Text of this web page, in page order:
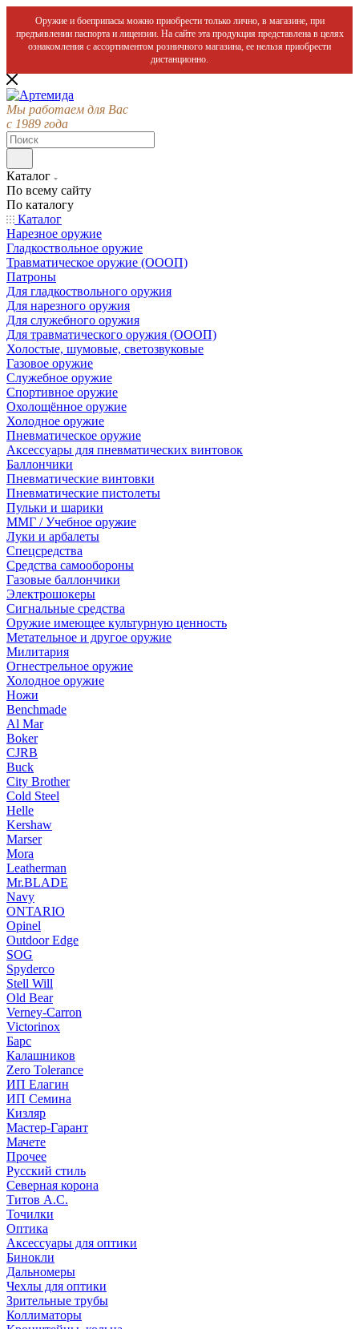
Оружие и боеприпасы можно приобрести только лично, в магазине, при
предъявлении паспорта и лицензии. На сайте эта продукция представлена в целях
ознакомления с ассортиментом розничного магазина, ее нельзя приобрести
дистанционно.
Мы работаем для Вас
с 1989 года
Каталог
По всему сайту
По каталогу
Каталог
Нарезное оружие
Гладкоствольное оружие
Травматическое оружие (ОООП)
Патроны
Для гладкоствольного оружия
Для нарезного оружия
Для служебного оружия
Для травматического оружия (ОООП)
Холостые, шумовые, светозвуковые
Газовое оружие
Служебное оружие
Спортивное оружие
Охолощённое оружие
Холодное оружие
Пневматическое оружие
Аксессуары для пневматических винтовок
Баллончики
Пневматические винтовки
Пневматические пистолеты
Пульки и шарики
ММГ / Учебное оружие
Луки и арбалеты
Спецсредства
Средства самообороны
Газовые баллончики
Электрошокеры
Сигнальные средства
Оружие имеющее культурную ценность
Метательное и другое оружие
Милитария
Огнестрельное оружие
Холодное оружие
Ножи
Benchmade
Al Mar
Boker
CJRB
Buck
City Brother
Cold Steel
Helle
Kershaw
Marser
Mora
Leatherman
Mr.BLADE
Navy
ONTARIO
Opinel
Outdoor Edge
SOG
Spyderco
Stell Will
Old Bear
Verney-Carron
Victorinox
Барс
Калашников
Zero Tolerance
ИП Елагин
ИП Семина
Кизляр
Мастер-Гарант
Мачете
Прочее
Русский стиль
Северная корона
Титов А.С.
Точилки
Оптика
Аксессуары для оптики
Бинокли
Дальномеры
Чехлы для оптики
Зрительные трубы
Коллиматоры